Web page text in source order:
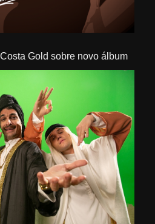
Gold sobre novo álbum